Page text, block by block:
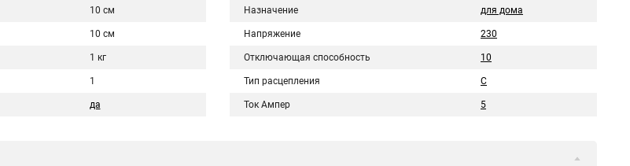
10 см
10 см
1 кг
1
да
Назначение для дома
Напряжение 230
Отключающая способность 10
Тип расцепления C
Ток Ампер 5